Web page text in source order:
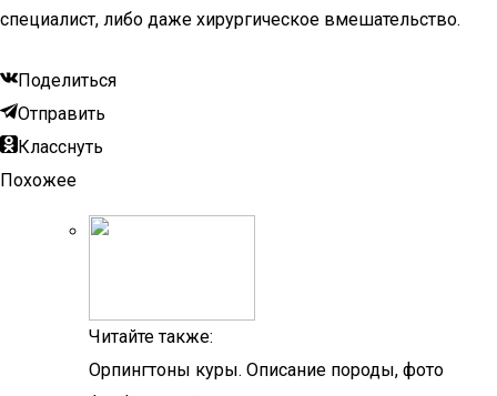
специалист, либо даже хирургическое вмешательство.
Поделиться
Отправить
Класснуть
Похожее
Читайте также:
Орпингтоны куры. Описание породы, фото